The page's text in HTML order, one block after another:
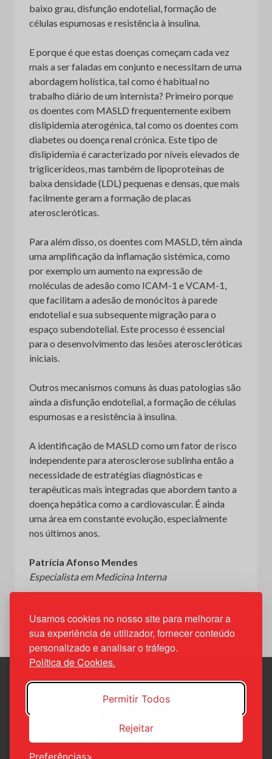
Usamos cookies no nosso site para melhorar a
sua experiência de utilizador, fornecer conteúdo
personalizado e analisar o tráfego.
Política de Cookies.
Permitir Todos
Rejeitar
Preferências
baixo grau, disfunção endotelial, formação de
células espumosas e resistência à insulina.
E porque é que estas doenças começam cada vez
mais a ser faladas em conjunto e necessitam de uma
abordagem holística, tal como é habitual no
trabalho diário de um internista? Primeiro porque
os doentes com MASLD frequentemente exibem
dislipidemia aterogénica, tal como os doentes com
diabetes ou doença renal crónica. Este tipo de
dislipidemia é caracterizado por níveis elevados de
triglicerídeos, mas também de lipoproteínas de
baixa densidade (LDL) pequenas e densas, que mais
facilmente geram a formação de placas
ateroscleróticas.
Para além disso, os doentes com MASLD, têm ainda
uma amplificação da inflamação sistémica, como
por exemplo um aumento na expressão de
moléculas de adesão como ICAM-1 e VCAM-1,
que facilitam a adesão de monócitos à parede
endotelial e sua subsequente migração para o
espaço subendotelial. Este processo é essencial
para o desenvolvimento das lesões ateroscleróticas
iniciais.
Outros mecanismos comuns às duas patologias são
ainda a disfunção endotelial, a formação de células
espumosas e a resistência à insulina.
A identificação de MASLD como um fator de risco
independente para aterosclerose sublinha então a
necessidade de estratégias diagnósticas e
terapêuticas mais integradas que abordem tanto a
doença hepática como a cardiovascular. É ainda
uma área em constante evolução, especialmente
nos últimos anos.
Patrícia Afonso Mendes
Especialista em Medicina Interna
Política de Privacidade Política de Cookies
Sociedade Portuguesa de Aterosclerose 2026